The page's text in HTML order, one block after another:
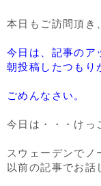
本日もご訪問頂き
今日は、記事のア
朝投稿したつもり
ごめんなさい。
今日は・・・けっ
スウェーデンでノ
以前の記事でお話